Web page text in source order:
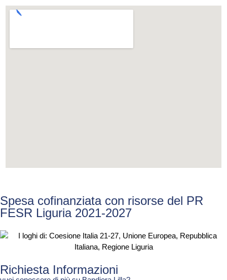
Spesa cofinanziata con risorse del PR
FESR Liguria 2021-2027
Richiesta Informazioni